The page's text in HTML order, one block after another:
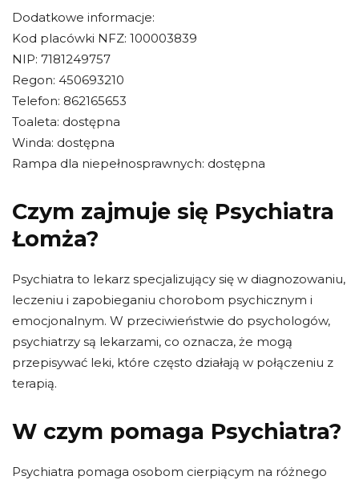
Dodatkowe informacje:
Kod placówki NFZ: 100003839
NIP: 7181249757
Regon: 450693210
Telefon: 862165653
Toaleta: dostępna
Winda: dostępna
Rampa dla niepełnosprawnych: dostępna
Czym zajmuje się Psychiatra
Łomża?
Psychiatra to lekarz specjalizujący się w diagnozowaniu,
leczeniu i zapobieganiu chorobom psychicznym i
emocjonalnym. W przeciwieństwie do psychologów,
psychiatrzy są lekarzami, co oznacza, że ​​mogą
przepisywać leki, które często działają w połączeniu z
terapią.
W czym pomaga Psychiatra?
Psychiatra pomaga osobom cierpiącym na różnego